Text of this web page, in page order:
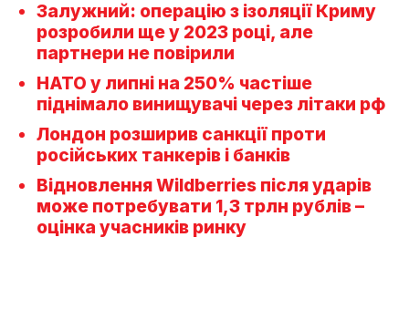
Залужний: операцію з ізоляції Криму
розробили ще у 2023 році, але
партнери не повірили
НАТО у липні на 250% частіше
піднімало винищувачі через літаки рф
Лондон розширив санкції проти
російських танкерів і банків
Відновлення Wildberries після ударів
може потребувати 1,3 трлн рублів –
оцінка учасників ринку